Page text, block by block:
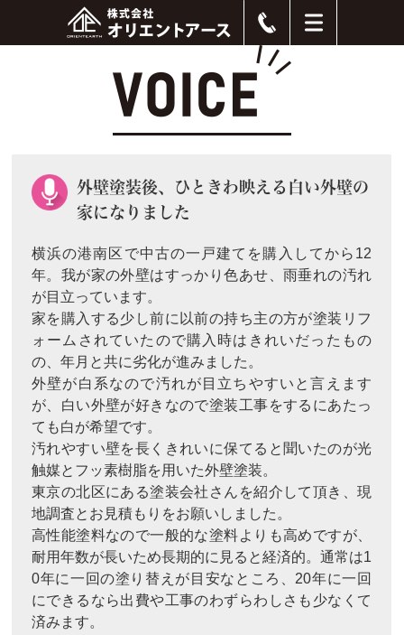
外壁塗装後、ひときわ映える白い外壁の
家になりました
横浜の港南区で中古の一戸建てを購入してから12
年。我が家の外壁はすっかり色あせ、雨垂れの汚れ
が目立っています。
家を購入する少し前に以前の持ち主の方が塗装リフ
ォームされていたので購入時はきれいだったもの
の、年月と共に劣化が進みました。
外壁が白系なので汚れが目立ちやすいと言えます
が、白い外壁が好きなので塗装工事をするにあたっ
ても白が希望です。
汚れやすい壁を長くきれいに保てると聞いたのが光
触媒とフッ素樹脂を用いた外壁塗装。
東京の北区にある塗装会社さんを紹介して頂き、現
地調査とお見積もりをお願いしました。
高性能塗料なので一般的な塗料よりも高めですが、
耐用年数が長いため長期的に見ると経済的。通常は1
0年に一回の塗り替えが目安なところ、20年に一回
にできるなら出費や工事のわずらわしさも少なくて
済みます。